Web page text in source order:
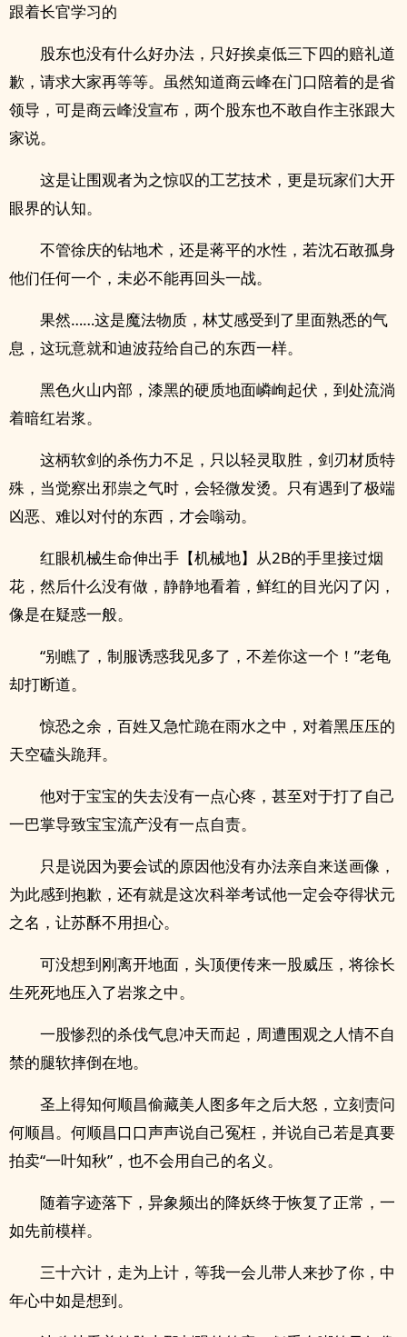
跟着长官学习的
股东也没有什么好办法，只好挨桌低三下四的赔礼道
歉，请求大家再等等。虽然知道商云峰在门口陪着的是省
领导，可是商云峰没宣布，两个股东也不敢自作主张跟大
家说。
这是让围观者为之惊叹的工艺技术，更是玩家们大开
眼界的认知。
不管徐庆的钻地术，还是蒋平的水性，若沈石敢孤身
他们任何一个，未必不能再回头一战。
果然……这是魔法物质，林艾感受到了里面熟悉的气
息，这玩意就和迪波菈给自己的东西一样。
黑色火山内部，漆黑的硬质地面嶙峋起伏，到处流淌
着暗红岩浆。
这柄软剑的杀伤力不足，只以轻灵取胜，剑刃材质特
殊，当觉察出邪祟之气时，会轻微发烫。只有遇到了极端
凶恶、难以对付的东西，才会嗡动。
红眼机械生命伸出手【机械地】从2B的手里接过烟
花，然后什么没有做，静静地看着，鲜红的目光闪了闪，
像是在疑惑一般。
“别瞧了，制服诱惑我见多了，不差你这一个！”老龟
却打断道。
惊恐之余，百姓又急忙跪在雨水之中，对着黑压压的
天空磕头跪拜。
他对于宝宝的失去没有一点心疼，甚至对于打了自己
一巴掌导致宝宝流产没有一点自责。
只是说因为要会试的原因他没有办法亲自来送画像，
为此感到抱歉，还有就是这次科举考试他一定会夺得状元
之名，让苏酥不用担心。
可没想到刚离开地面，头顶便传来一股威压，将徐长
生死死地压入了岩浆之中。
一股惨烈的杀伐气息冲天而起，周遭围观之人情不自
禁的腿软摔倒在地。
圣上得知何顺昌偷藏美人图多年之后大怒，立刻责问
何顺昌。何顺昌口口声声说自己冤枉，并说自己若是真要
拍卖“一叶知秋”，也不会用自己的名义。
随着字迹落下，异象频出的降妖终于恢复了正常，一
如先前模样。
三十六计，走为上计，等我一会儿带人来抄了你，中
年心中如是想到。